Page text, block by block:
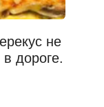
не
дороге.